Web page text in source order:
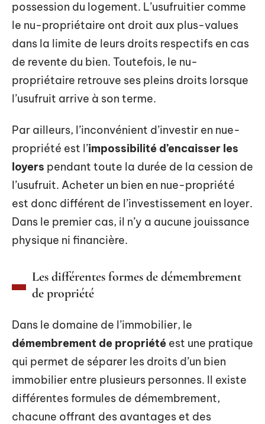
possession du logement. L’usufruitier comme
le nu-propriétaire ont droit aux plus-values
dans la limite de leurs droits respectifs en cas
de revente du bien. Toutefois, le nu-
propriétaire retrouve ses pleins droits lorsque
l’usufruit arrive à son terme.
Par ailleurs, l’inconvénient d’investir en nue-
propriété est l’impossibilité d’encaisser les
loyers pendant toute la durée de la cession de
l’usufruit. Acheter un bien en nue-propriété
est donc différent de l’investissement en loyer.
Dans le premier cas, il n’y a aucune jouissance
physique ni financière.
Les différentes formes de démembrement
de propriété
Dans le domaine de l’immobilier, le
démembrement de propriété est une pratique
qui permet de séparer les droits d’un bien
immobilier entre plusieurs personnes. Il existe
différentes formules de démembrement,
chacune offrant des avantages et des